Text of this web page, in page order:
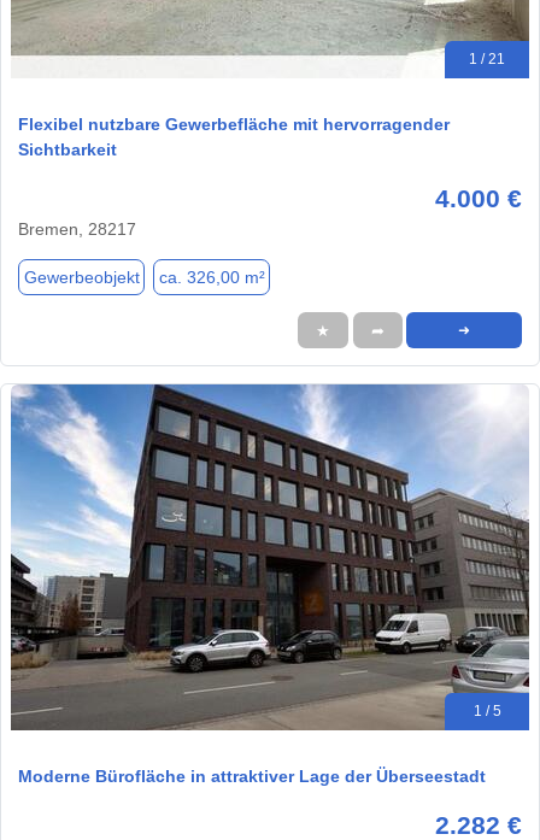
1 / 21
Flexibel nutzbare Gewerbefläche mit hervorragender
Sichtbarkeit
4.000 €
Bremen, 28217
Gewerbeobjekt ca. 326,00 m²
★ ➦ ➜
1 / 5
Moderne Bürofläche in attraktiver Lage der Überseestadt
2.282 €